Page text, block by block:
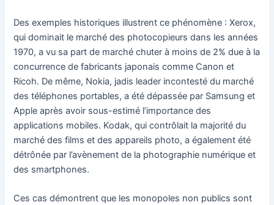
Des exemples historiques illustrent ce phénomène : Xerox,
qui dominait le marché des photocopieurs dans les années
1970, a vu sa part de marché chuter à moins de 2% due à la
concurrence de fabricants japonais comme Canon et
Ricoh. De même, Nokia, jadis leader incontesté du marché
des téléphones portables, a été dépassée par Samsung et
Apple après avoir sous-estimé l’importance des
applications mobiles. Kodak, qui contrôlait la majorité du
marché des films et des appareils photo, a également été
détrônée par l’avènement de la photographie numérique et
des smartphones.
Ces cas démontrent que les monopoles non publics sont